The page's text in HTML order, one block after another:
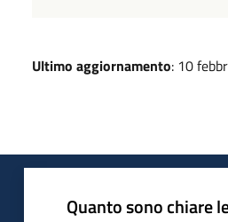
Ultimo aggiornamento: 10
Quanto sono chiare